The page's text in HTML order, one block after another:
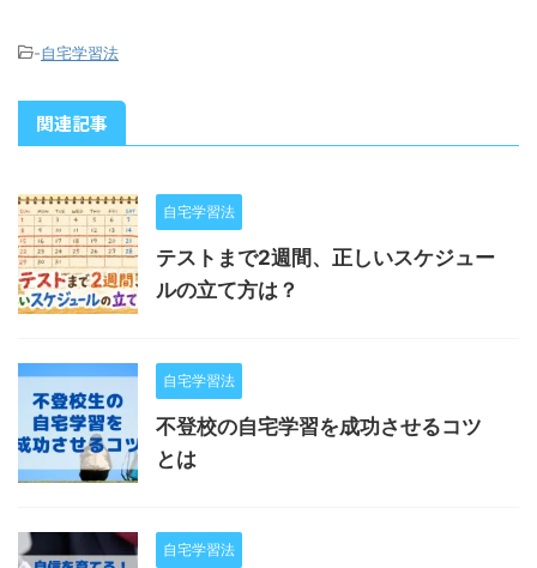
-自宅学習法
関連記事
自宅学習法
テストまで2週間、正しいスケジュー
ルの立て方は？
自宅学習法
不登校の自宅学習を成功させるコツ
とは
自宅学習法